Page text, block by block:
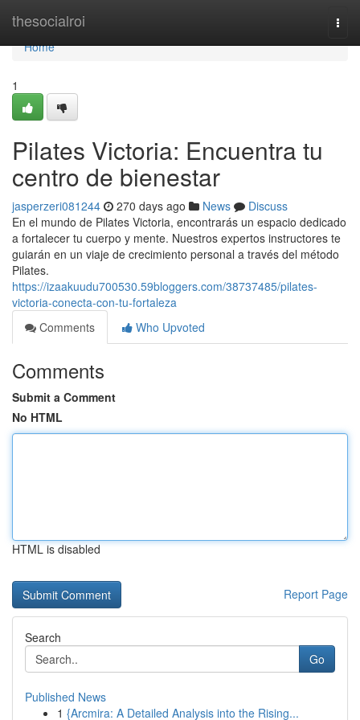
thesocialroi
Home
Home
1
Pilates Victoria: Encuentra tu
centro de bienestar
jasperzeri081244 270 days ago News
Discuss
En el mundo de Pilates Victoria, encontrarás un espacio dedicado
a fortalecer tu cuerpo y mente. Nuestros expertos instructores te
guiarán en un viaje de crecimiento personal a través del método
Pilates.
https://izaakuudu700530.59bloggers.com/38737485/pilates-
victoria-conecta-con-tu-fortaleza
Comments
Who Upvoted
Comments
Submit a Comment
No HTML
HTML is disabled
Report Page
Search
Go
Published News
1 {Arcmira: A Detailed Analysis into the Rising...